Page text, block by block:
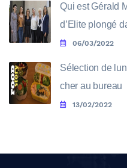
Qui est Gérald
d’Elite plongé
06/03/2022
Sélection de
cher au bureau
13/02/2022